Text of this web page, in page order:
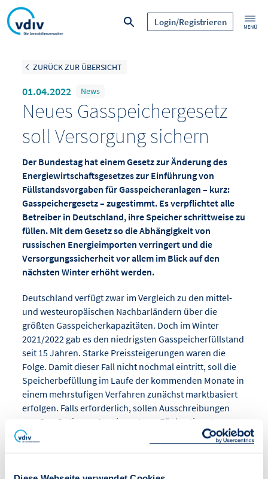
Login/Registrieren
ZURÜCK ZUR ÜBERSICHT
01.04.2022 News
Neues Gasspeichergesetz
soll Versorgung sichern
Der Bundestag hat einem Gesetz zur Änderung des
Energiewirtschaftsgesetzes zur Einführung von
Füllstandsvorgaben für Gasspeicheranlagen – kurz:
Gasspeichergesetz – zugestimmt. Es verpflichtet alle
Betreiber in Deutschland, ihre Speicher schrittweise zu
füllen. Mit dem Gesetz so die Abhängigkeit von
russischen Energieimporten verringert und die
Versorgungssicherheit vor allem im Blick auf den
nächsten Winter erhöht werden.
Deutschland verfügt zwar im Vergleich zu den mittel-
und westeuropäischen Nachbarländern über die
größten Gasspeicherkapazitäten. Doch im Winter
2021/2022 gab es den niedrigsten Gasspeicherfüllstand
seit 15 Jahren. Starke Preissteigerungen waren die
Folge. Damit dieser Fall nicht nochmal eintritt, soll die
Speicherbefüllung im Laufe der kommenden Monate in
einem mehrstufigen Verfahren zunächst marktbasiert
erfolgen. Falls erforderlich, sollen Ausschreibungen
von Gas-Optionen Anreize setzen. Für bestimmte
Stichtage wurden Mindestfüllstände festgeschrieben.
treten.